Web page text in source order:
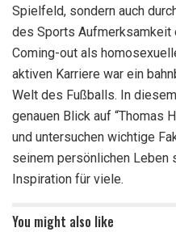
Spielfeld, sondern auch
des Sports
Coming-out als
aktiven Karriere war ein
Welt des Fußballs. In
genauen Blick auf “Thomas
und untersuchen wichtige
seinem persönlichen Leben
Inspiration für viele.
You might also like